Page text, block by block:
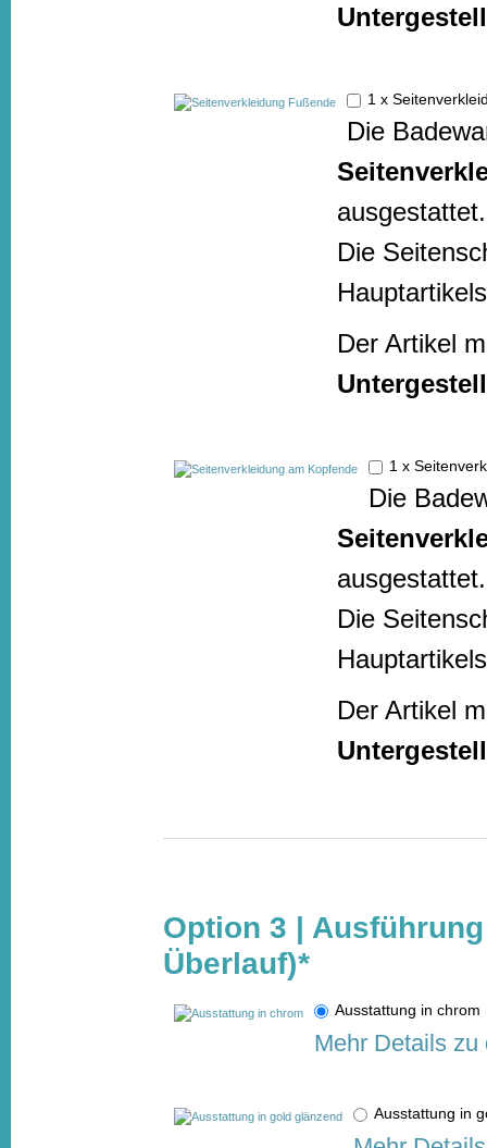
1 x
Die
ausgestattet.
Die
Der Artikel
1 x
Die
ausgestattet.
Die
Der Artikel
Option 3 |
Überlauf)*
Ausstattung in
Mehr Details
Ausstattung in